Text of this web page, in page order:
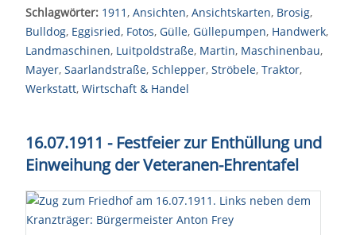
Schlagwörter: 1911, Ansichten, Ansichtskarten, Brosig,
Bulldog, Eggisried, Fotos, Gülle, Güllepumpen, Handwerk,
Landmaschinen, Luitpoldstraße, Martin, Maschinenbau,
Mayer, Saarlandstraße, Schlepper, Ströbele, Traktor,
Werkstatt, Wirtschaft & Handel
16.07.1911 - Festfeier zur Enthüllung und
Einweihung der Veteranen-Ehrentafel